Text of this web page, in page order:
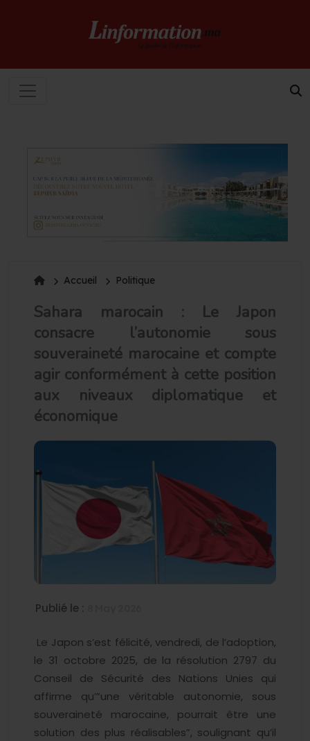
Accueil Politique
Sahara marocain : Le Japon
consacre l’autonomie sous
souveraineté marocaine et compte
agir conformément à cette position
aux niveaux diplomatique et
économique
Publié le :
Le Japon s’est félicité, vendredi, de l’adoption,
le 31 octobre 2025, de la résolution 2797 du
Conseil de Sécurité des Nations Unies qui
affirme qu’”une véritable autonomie, sous
souveraineté marocaine, pourrait être une
solution des plus réalisables”, soulignant qu’il